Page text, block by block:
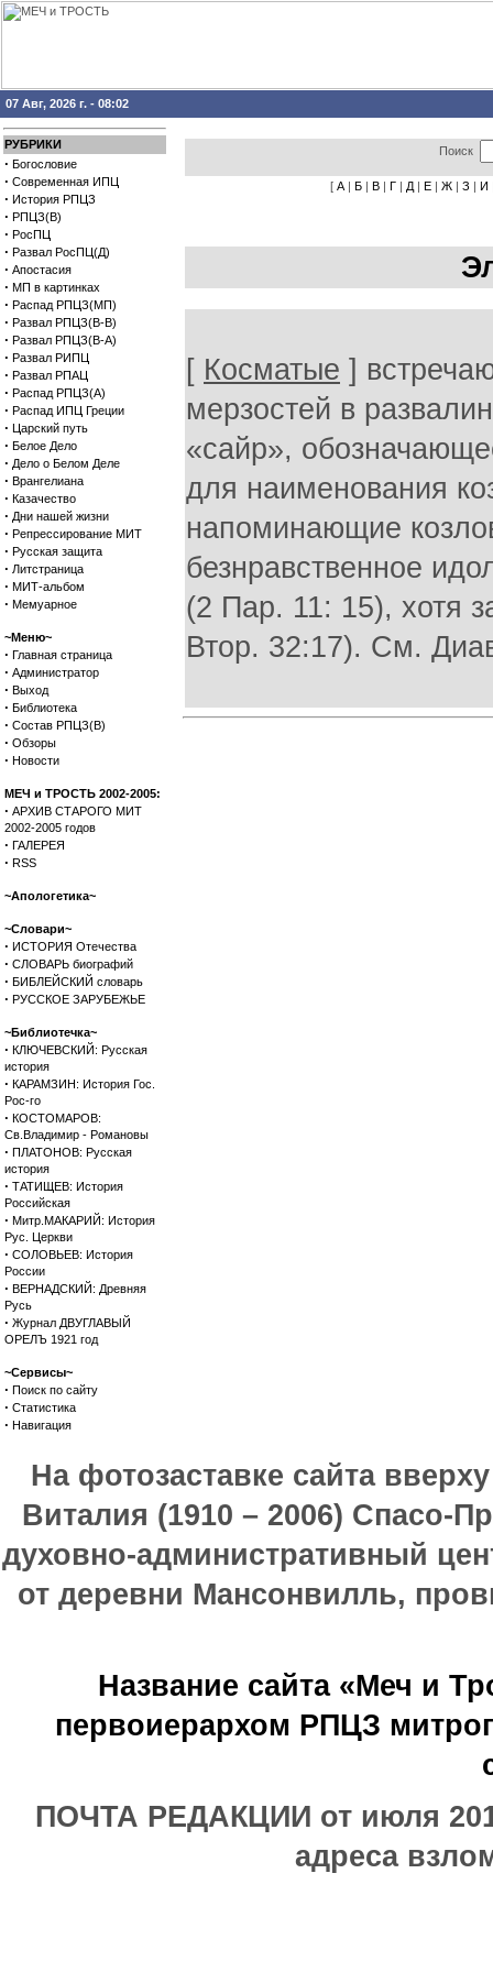
07 Авг, 2026 г. - 08:02
РУБРИКИ
· Богословие
· Современная ИПЦ
· История РПЦЗ
· РПЦЗ(В)
· РосПЦ
· Развал РосПЦ(Д)
· Апостасия
· МП в картинках
· Распад РПЦЗ(МП)
· Развал РПЦЗ(В-В)
· Развал РПЦЗ(В-А)
· Развал РИПЦ
· Развал РПАЦ
· Распад РПЦЗ(А)
· Распад ИПЦ Греции
· Царский путь
· Белое Дело
· Дело о Белом Деле
· Врангелиана
· Казачество
· Дни нашей жизни
· Репрессирование МИТ
· Русская защита
· Литстраница
· МИТ-альбом
· Мемуарное
~Меню~
· Главная страница
· Администратор
· Выход
· Библиотека
· Состав РПЦЗ(В)
· Обзоры
· Новости
МЕЧ и ТРОСТЬ 2002-2005:
· АРХИВ СТАРОГО МИТ
2002-2005 годов
· ГАЛЕРЕЯ
· RSS
~Апологетика~
~Словари~
· ИСТОРИЯ Отечества
· СЛОВАРЬ биографий
· БИБЛЕЙСКИЙ словарь
· РУССКОЕ ЗАРУБЕЖЬЕ
~Библиотечка~
· КЛЮЧЕВСКИЙ: Русская
история
· КАРАМЗИН: История Гос.
Рос-го
· КОСТОМАРОВ:
Св.Владимир - Романовы
· ПЛАТОНОВ: Русская
история
· ТАТИЩЕВ: История
Российская
· Митр.МАКАРИЙ: История
Рус. Церкви
· СОЛОВЬЕВ: История
России
· ВЕРНАДСКИЙ: Древняя
Русь
· Журнал ДВУГЛАВЫЙ
ОРЕЛЪ 1921 год
~Сервисы~
· Поиск по сайту
· Статистика
· Навигация
Поиск
[ А | Б | В | Г | Д | Е | Ж | З | И
[ Косматые ]
мерзостей в
«сайр»,
для наименования
напоминающие
безнравственное
(2 Пар. 11: 15), хотя
Втор. 32:17). См.
На фотозаставке сайта
Виталия (1910 – 2006) Спасо-
духовно-административный
от деревни Мансонвилль,
Название сайта «Меч и
первоиерархом РПЦЗ
ПОЧТА РЕДАКЦИИ от июля
адреса